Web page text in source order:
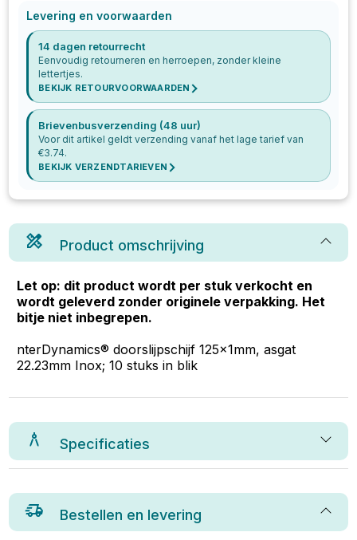
Levering en voorwaarden
14 dagen retourrecht
Eenvoudig retourneren en herroepen, zonder kleine
lettertjes.
BEKIJK RETOURVOORWAARDEN
Brievenbusverzending (48 uur)
Voor dit artikel geldt verzending vanaf het lage tarief van
€3.74.
BEKIJK VERZENDTARIEVEN
Product omschrijving
Let op: dit product wordt per stuk verkocht en
wordt geleverd zonder originele verpakking. Het
bitje niet inbegrepen.
nterDynamics® doorslijpschijf 125x1mm, asgat
22.23mm Inox; 10 stuks in blik
Specificaties
Bestellen en levering